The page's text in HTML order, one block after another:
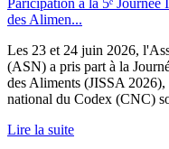
des Alimen...
‎Les 23 et 24 juin 2026,
(ASN) a pris part à la
des Aliments (JISSA
national du Codex (CNC)
Lire la suite